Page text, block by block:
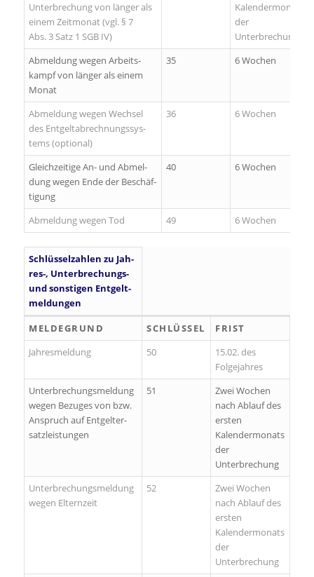
Unterbrechung von länger als
einem Zeitmonat (vgl. § 7
Abs. 3 Satz 1 SGB IV)
Kalendermonats
der
Unterbrechung
Abmeldung wegen Ar­beits­
kampf von län­ger als ei­nem
Mo­nat
35 6 Wochen
Abmeldung wegen Wech­sel
des Ent­gelt­ab­rech­nungs­sys­
tems (op­ti­o­nal)
36 6 Wochen
Gleich­zei­ti­ge An- und Ab­mel­
dung we­gen En­de der Be­schäf­
ti­gung
40 6 Wochen
Abmeldung wegen Tod 49 6 Wochen
Schlüsselzahlen zu Jah­
res-, Un­ter­bre­chungs-
und sons­ti­gen Ent­gelt­
mel­dun­gen
MEL­DE­GRUND
SCHLÜSSEL
FRIST
Jah­res­mel­dung
50
15.02. des
Folgejahres
Un­ter­bre­chungsmeldung
we­gen Be­zu­ges von bzw.
An­spruch auf Ent­gelt­er­
satz­leis­tun­gen
51
Zwei Wochen
nach Ablauf des
ersten
Kalendermonats
der
Unterbrechung
Un­ter­bre­chungsmeldung
we­gen El­tern­zeit
52
Zwei Wochen
nach Ablauf des
ersten
Kalendermonats
der
Unterbrechung